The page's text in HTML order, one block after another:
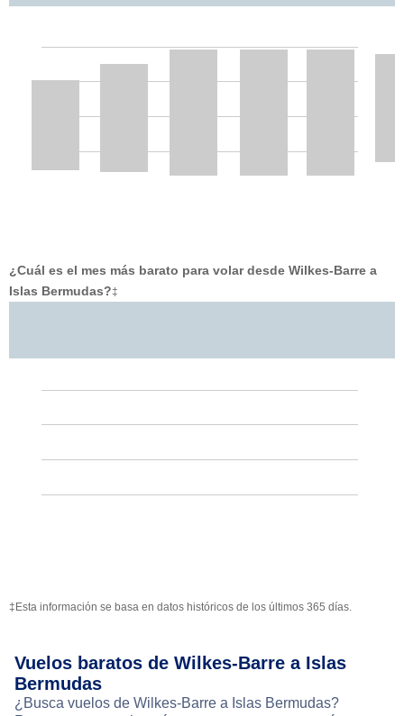
¿Cuál es el mes más barato para volar desde Wilkes-Barre a
Islas Bermudas?‡
‡Esta información se basa en datos históricos de los últimos 365 días.
Vuelos baratos de Wilkes-Barre a Islas
Bermudas
¿Busca vuelos de Wilkes-Barre a Islas Bermudas?